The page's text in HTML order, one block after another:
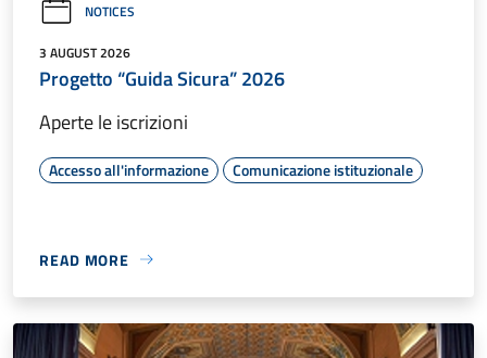
NOTICES
3 AUGUST 2026
Progetto “Guida Sicura” 2026
Aperte le iscrizioni
Accesso all'informazione Comunicazione istituzionale
READ MORE